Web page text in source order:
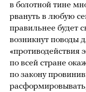
в болотной тине
рвануть в любую
правильнее будет
возникнут поводы
«противодействия
по всей стране
по закону